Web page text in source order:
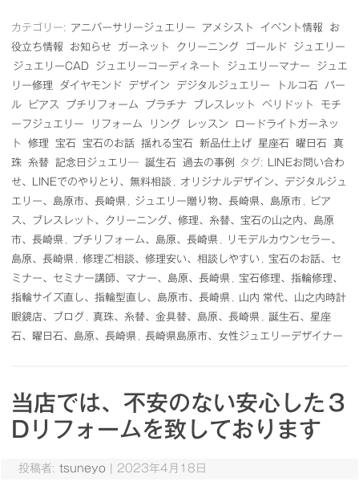
カテゴリー: アニバーサリージュエリー アメシスト イベント情報
お
役立ち情報
お知らせ ガーネット クリーニング ゴールド
ジュエリー
ジュエリーCAD
ジュエリーコーディネート ジュエリーマナー
ジュエ
リー修理
ダイヤモンド デザイン デジタルジュエリー トルコ石
パー
ル
ピアス プチリフォーム プラチナ ブレスレット ペリドット
モチ
ーフジュエリー
リフォーム リング レッスン
ロードライトガーネッ
ト
修理 宝石 宝石のお話 揺れる宝石 新品仕上げ 星座石 曜日石
真
珠
糸替 記念日ジュエリ― 誕生石 過去の事例 タグ:
LINEお問い合わ
せ、LINEでのやりとり、無料相談
オリジナルデザイン、デジタルジュ
エリー、島原市、長崎県
ジュエリー贈り物、長崎県、島原市
ピア
ス、ブレスレット、クリーニング、修理、糸替、宝石の山之内、島原
市、長崎県
プチリフォーム、島原、長崎県
リモデルカウンセラー、
島原、長崎県
修理ご相談、修理安い、相談しやすい
宝石のお話、セ
ミナー、セミナー講師、マナー、島原、長崎県
宝石修理、指輪修理、
指輪サイズ直し、指輪型直し、島原市、長崎県
山内 常代、山之内時計
眼鏡店、ブログ
真珠、糸替、金具替、島原、長崎県
誕生石、星座
石、曜日石、島原、長崎県
長崎県島原市、女性ジュエリーデザイナー
当店では、不安のない安心した３
Dリフォームを致しております
投稿者: tsuneyo 2023年4月18日